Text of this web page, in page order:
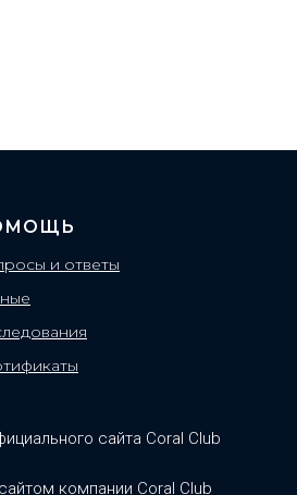
и ответы
сайта Coral Club
компании Coral Club